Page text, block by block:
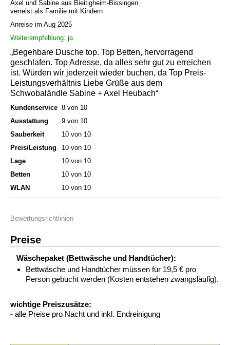
Axel und Sabine aus Bieitigheim-Bissingen
verreist als Familie mit Kindern
Anreise im Aug 2025
Weiterempfehlung: ja
„Begehbare Dusche top. Top Betten, hervorragend
geschlafen. Top Adresse, da alles sehr gut zu erreichen
ist. Würden wir jederzeit wieder buchen, da Top Preis-
Leistungsverhältnis Liebe Grüße aus dem
Schwobaländle Sabine + Axel Heubach“
Kundenservice 8 von 10
Ausstattung
9 von 10
Sauberkeit
10 von 10
Preis/Leistung
10 von 10
Lage
10 von 10
Betten
10 von 10
WLAN
10 von 10
Bewertungsrichtlinien
Preise
Wäschepaket (Bettwäsche und Handtücher):
Bettwäsche und Handtücher müssen für 19,5 € pro
Person gebucht werden (Kosten entstehen zwangsläufig).
wichtige Preiszusätze:
- alle Preise pro Nacht und inkl. Endreinigung